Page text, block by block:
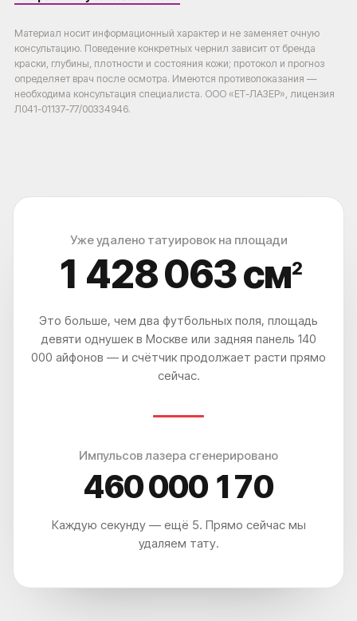
Материал носит информационный характер и не заменяет очную
консультацию. Поведение конкретных чернил зависит от бренда
краски, глубины, плотности и состояния кожи; протокол и прогноз
определяет врач после осмотра. Имеются противопоказания —
необходима консультация специалиста. ООО «ЕТ-ЛАЗЕР», лицензия
Л041-01137-77/00334946.
Уже удалено татуировок на площади
1 428 066см2
Это больше, чем два футбольных поля, площадь
девяти однушек в Москве или задняя панель 140
000 айфонов — и счётчик продолжает расти прямо
сейчас.
Импульсов лазера сгенерировано
460 000 176
Каждую секунду — ещё 5. Прямо сейчас мы
удаляем тату.
НАЖИМАЯ, ВЫ ДАЕТЕ СОГЛАСИЕ НА ОБРАБОТКУ СВОИХ ПЕРСОНАЛЬНЫХ
ДАННЫХ
СКАЧАТЬ КЕЙСЫ ДО-ПОСЛЕ
СКАЧАТЬ КЕЙСЫ ДО-ПОСЛЕ
ЧТО? ГДЕ? КАК?
А ЕСЛИ ПРОЩЕ, ТО МЫ НАХОДИМСЯ:
В 4 МИНУТАХ ОТ SURF COFFEE X NEO